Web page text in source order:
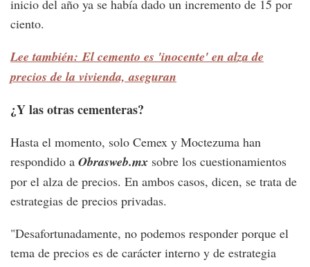
inicio del año ya se había dado un incremento de 15 por
ciento.
Lee también: El cemento es 'inocente' en alza de
precios de la vivienda, aseguran
¿Y las otras cementeras?
Hasta el momento, solo Cemex y Moctezuma han
respondido a Obrasweb.mx sobre los cuestionamientos
por el alza de precios. En ambos casos, dicen, se trata de
estrategias de precios privadas.
"Desafortunadamente, no podemos responder porque el
tema de precios es de carácter interno y de estrategia